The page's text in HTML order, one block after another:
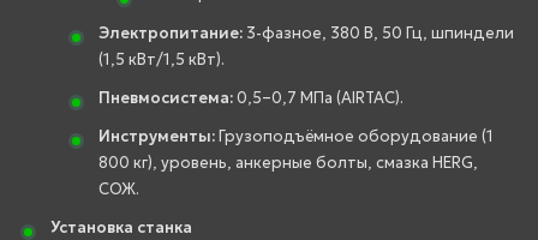
Электропитание: 3-фазное, 380 В, 50 Гц, шпиндели
(1,5 кВт/1,5 кВт).
Пневмосистема: 0,5–0,7 МПа (AIRTAC).
Инструменты:Грузоподъёмное оборудование (1
800 кг), уровень, анкерные болты, смазка HERG,
СОЖ.
Установка станка